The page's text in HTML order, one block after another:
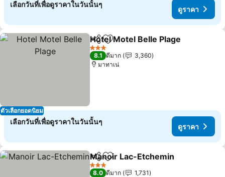
เลือกวันที่เพื่อดูราคาในวันนั้นๆ
ดูราคา
ตัวเลือกยอดนิยม
แชร์ เพิ่มในรายการโปรด
Hotel Motel Belle Plage
3 ดาว
8.1 ดีมาก
3,360
มาทาเน่
เลือกวันที่เพื่อดูราคาในวันนั้นๆ
ดูราคา
แชร์ เพิ่มในรายการโปรด
Manoir Lac-Etchemin
3 ดาว
8.0 ดีมาก
1,731